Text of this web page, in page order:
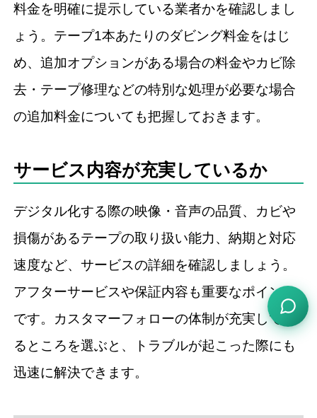
料金を明確に提示している業者かを確認しまし
ょう。テープ1本あたりのダビング料金をはじ
め、追加オプションがある場合の料金やカビ除
去・テープ修理などの特別な処理が必要な場合
の追加料金についても把握しておきます。
サービス内容が充実しているか
デジタル化する際の映像・音声の品質、カビや
損傷があるテープの取り扱い能力、納期と対応
速度など、サービスの詳細を確認しましょう。
アフターサービスや保証内容も重要なポイント
です。カスタマーフォローの体制が充実してい
るところを選ぶと、トラブルが起こった際にも
迅速に解決できます。